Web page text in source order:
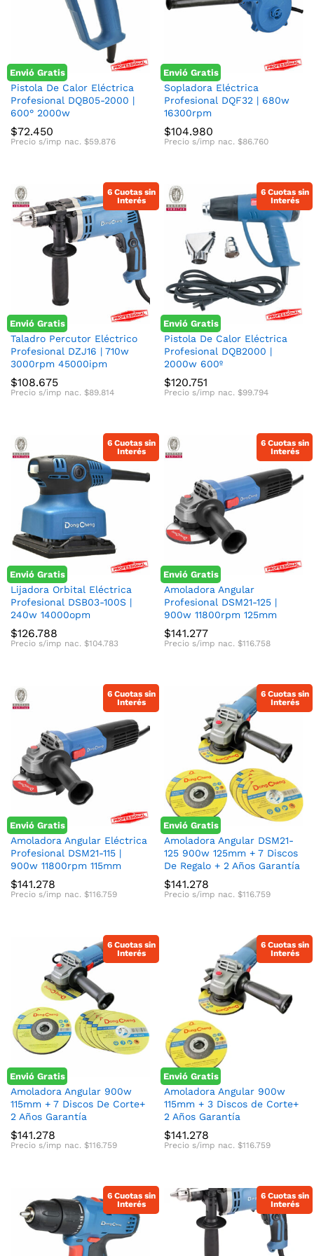
Envió Gratis
Pistola De Calor Eléctrica
Profesional DQB05-2000 |
600° 2000w
$72.450
Precio s/imp nac. $59.876
Envió Gratis
Sopladora Eléctrica
Profesional DQF32 | 680w
16300rpm
$104.980
Precio s/imp nac. $86.760
6 Cuotas sin
Interés
Envió Gratis
Taladro Percutor Eléctrico
Profesional DZJ16 | 710w
3000rpm 45000ipm
$108.675
Precio s/imp nac. $89.814
6 Cuotas sin
Interés
Envió Gratis
Pistola De Calor Eléctrica
Profesional DQB2000 |
2000w 600º
$120.751
Precio s/imp nac. $99.794
6 Cuotas sin
Interés
Envió Gratis
Lijadora Orbital Eléctrica
Profesional DSB03-100S |
240w 14000opm
$126.788
Precio s/imp nac. $104.783
6 Cuotas sin
Interés
Envió Gratis
Amoladora Angular
Profesional DSM21-125 |
900w 11800rpm 125mm
$141.277
Precio s/imp nac. $116.758
6 Cuotas sin
Interés
Envió Gratis
Amoladora Angular Eléctrica
Profesional DSM21-115 |
900w 11800rpm 115mm
$141.278
Precio s/imp nac. $116.759
6 Cuotas sin
Interés
Envió Gratis
Amoladora Angular DSM21-
125 900w 125mm + 7 Discos
De Regalo + 2 Años Garantía
$141.278
Precio s/imp nac. $116.759
6 Cuotas sin
Interés
Envió Gratis
Amoladora Angular 900w
115mm + 7 Discos De Corte+
2 Años Garantía
$141.278
Precio s/imp nac. $116.759
6 Cuotas sin
Interés
Envió Gratis
Amoladora Angular 900w
115mm + 3 Discos de Corte+
2 Años Garantía
$141.278
Precio s/imp nac. $116.759
6 Cuotas sin
Interés
6 Cuotas sin
Interés